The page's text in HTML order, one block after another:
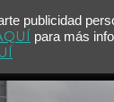
publicidad
para más